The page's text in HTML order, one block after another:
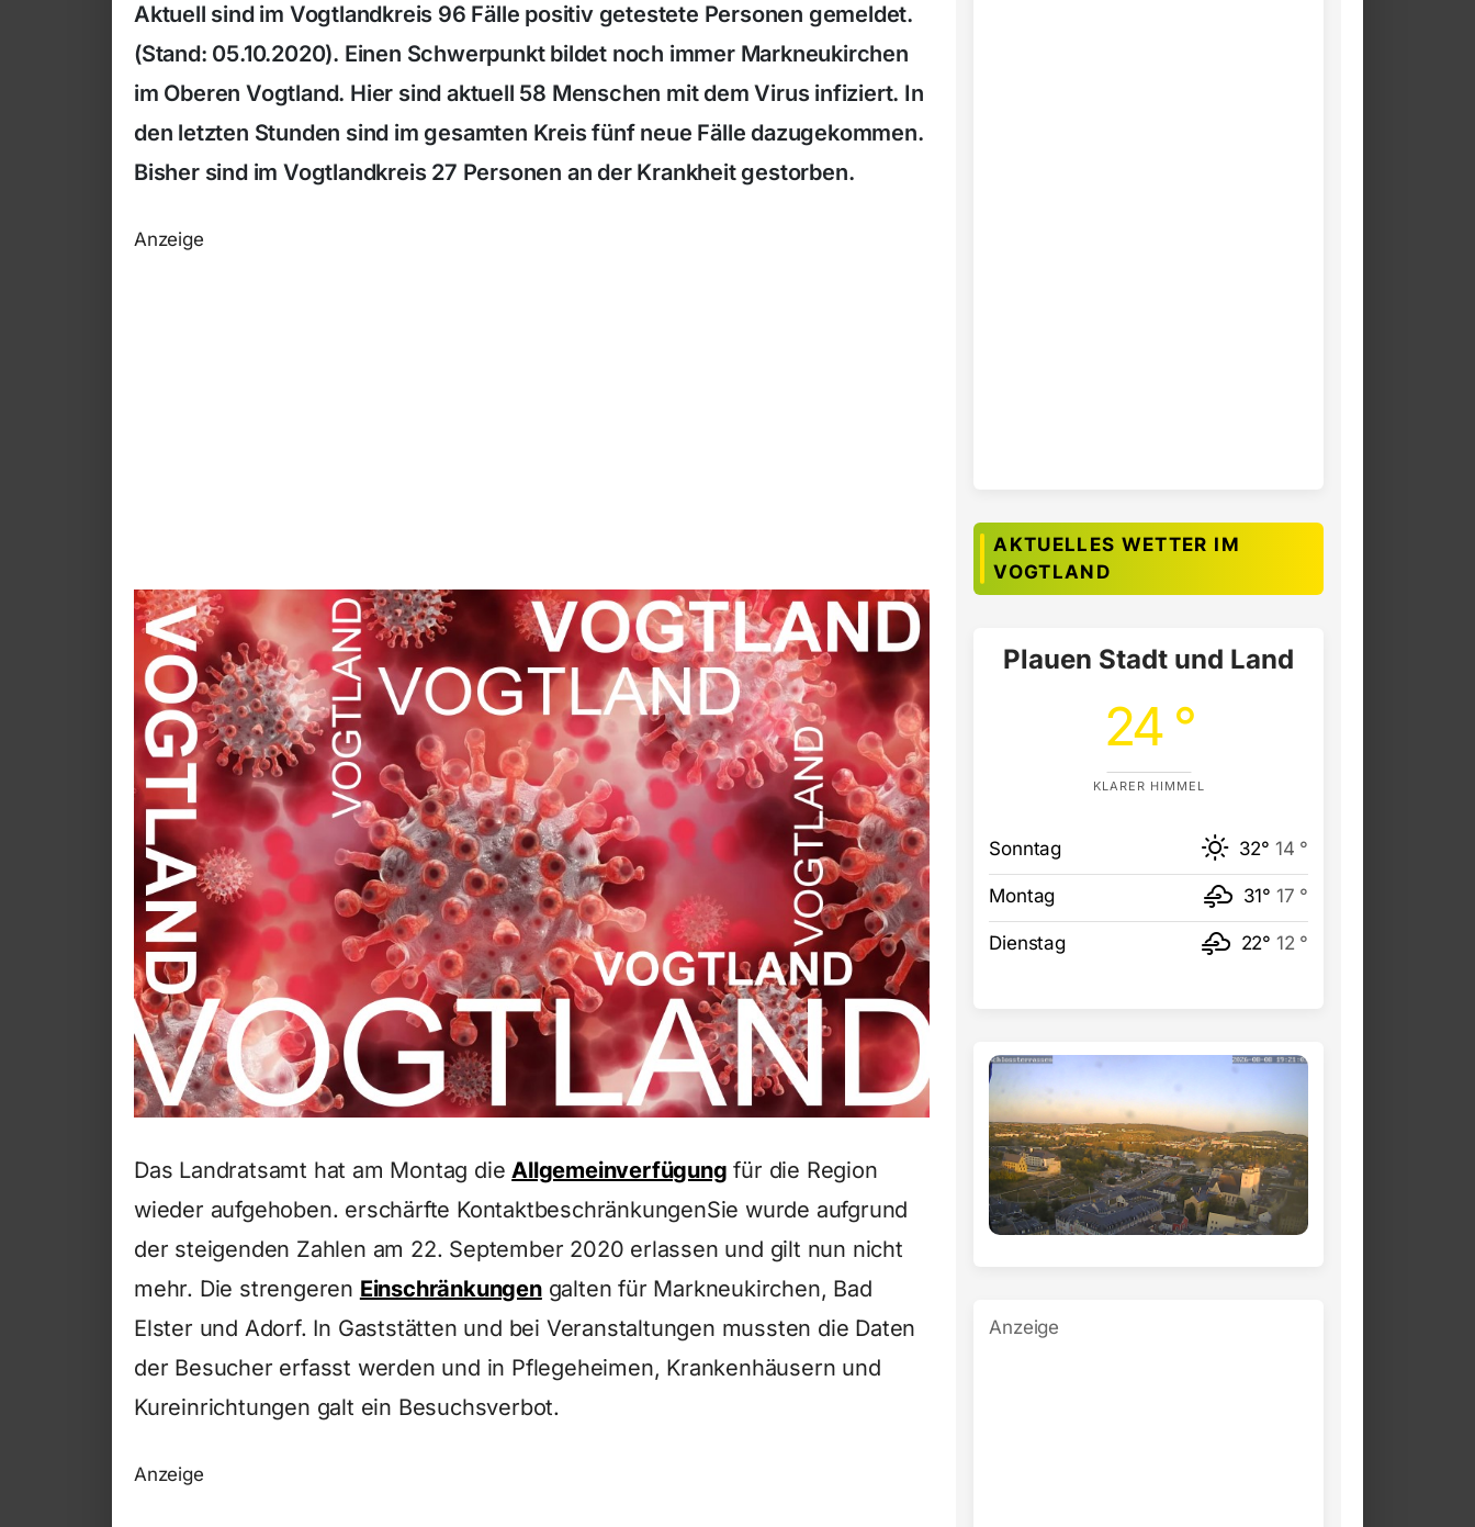
Aktuell sind im Vogtlandkreis 96 Fälle positiv getestete Personen gemeldet.
(Stand: 05.10.2020). Einen Schwerpunkt bildet noch immer Markneukirchen
im Oberen Vogtland. Hier sind aktuell 58 Menschen mit dem Virus infiziert. In
den letzten Stunden sind im gesamten Kreis fünf neue Fälle dazugekommen.
Bisher sind im Vogtlandkreis 27 Personen an der Krankheit gestorben.
Anzeige
Das Landratsamt hat am Montag dieAllgemeinverfügung für die Region
wieder aufgehoben. erschärfte KontaktbeschränkungenSie wurde aufgrund
der steigenden Zahlen am 22. September 2020 erlassen und gilt nun nicht
mehr. Die strengeren Einschränkungengalten für Markneukirchen, Bad
Elster und Adorf. In Gaststätten und bei Veranstaltungen mussten die Daten
der Besucher erfasst werden und in Pflegeheimen, Krankenhäusern und
Kureinrichtungen galt ein Besuchsverbot.
Anzeige
AKTUELLES WETTER IM
VOGTLAND
Plauen Stadt und Land
24 °
KLARER HIMMEL
Sonntag 32° 14 °
Montag 31° 17 °
Dienstag 22° 12 °
Anzeige